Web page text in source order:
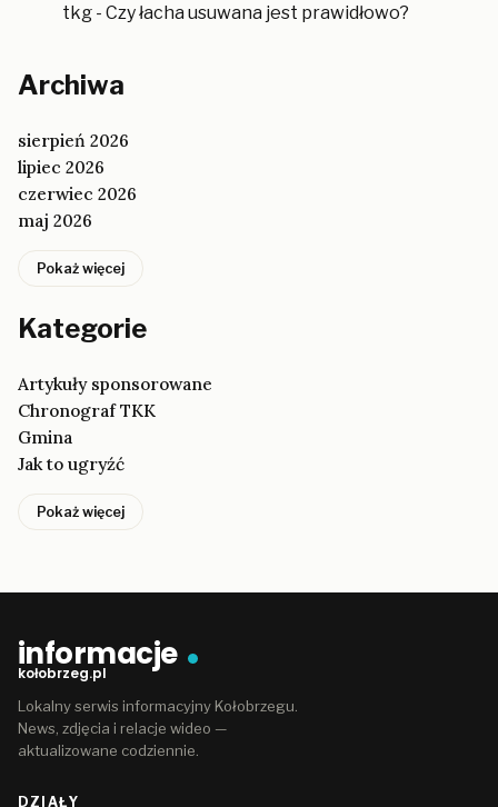
tkg - Czy łacha usuwana jest prawidłowo?
Archiwa
sierpień 2026
lipiec 2026
czerwiec 2026
maj 2026
Pokaż więcej
Kategorie
Artykuły sponsorowane
Chronograf TKK
Gmina
Jak to ugryźć
Pokaż więcej
informacje
kołobrzeg.pl
Lokalny serwis informacyjny Kołobrzegu.
News, zdjęcia i relacje wideo —
aktualizowane codziennie.
DZIAŁY